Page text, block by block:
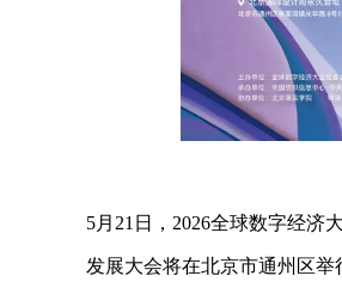
5月21日，2026全球数字经
发展大会将在北京市通州区